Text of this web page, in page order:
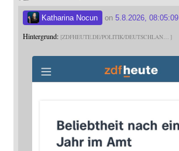
Katharina Nocun on 5.8.2026, 08:05:09
Hintergrund: ZDFHEUTE.DE/POLITIK/DEUTSCHLAN